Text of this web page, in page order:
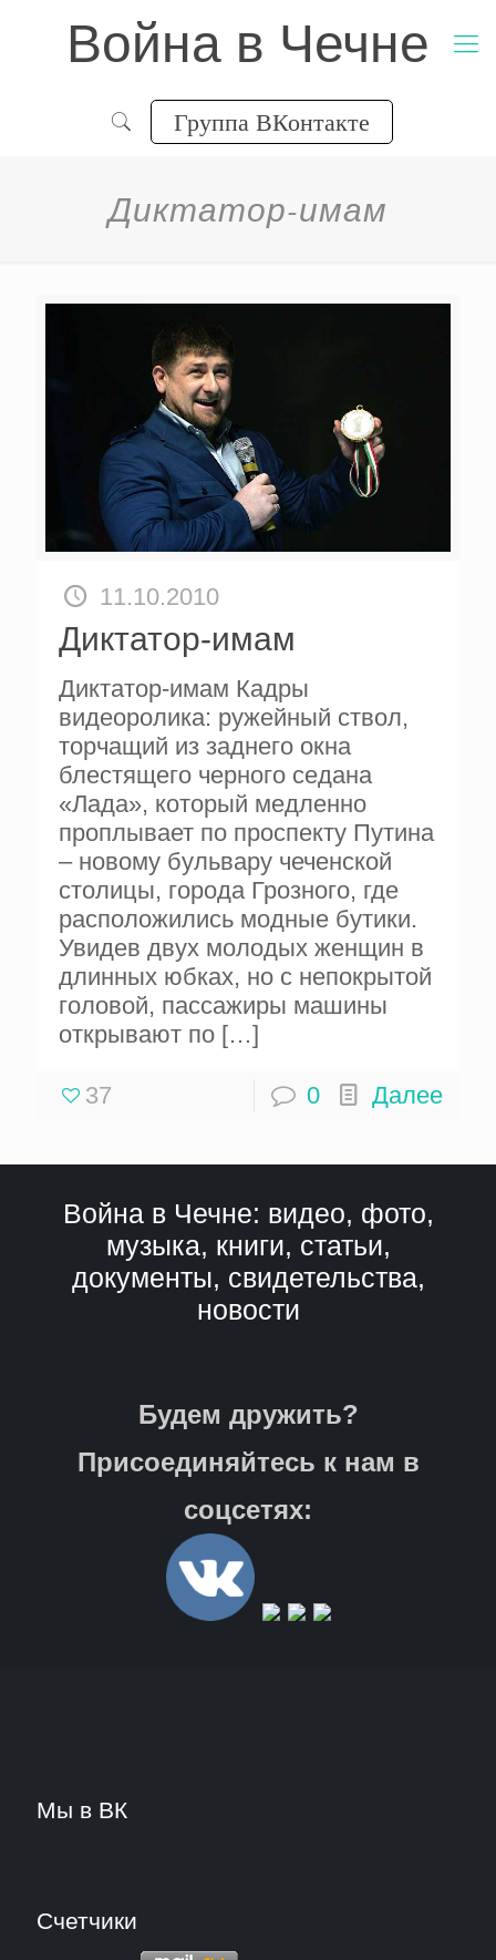
Война в Чечне
Группа ВКонтакте
Диктатор-имам
11.10.2010
Диктатор-имам
Диктатор-имам Кадры
видеоролика: ружейный ствол,
торчащий из заднего окна
блестящего черного седана
«Лада», который медленно
проплывает по проспекту Путина
– новому бульвару чеченской
столицы, города Грозного, где
расположились модные бутики.
Увидев двух молодых женщин в
длинных юбках, но с непокрытой
головой, пассажиры машины
открывают по […]
37 0 Далее
Война в Чечне: видео, фото,
музыка, книги, статьи,
документы, свидетельства,
новости
Будем дружить?
Присоединяйтесь к нам в
соцсетях:
Мы в ВК
Счетчики